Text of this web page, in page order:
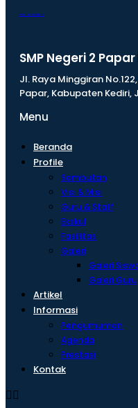
dibuat oleh rrdigital.id
SMP Negeri 2
Jl. Raya Minggiran
Papar, Kabupaten Kediri,
Menu
Beranda
Profile
Sambutan
Visi & Misi
Guru & Staff
Ekskul
Fasilitas
Galeri
Galeri
Galeri Guru
Artikel
Informasi
Pengumuman
Agenda
Prestasi
Kontak